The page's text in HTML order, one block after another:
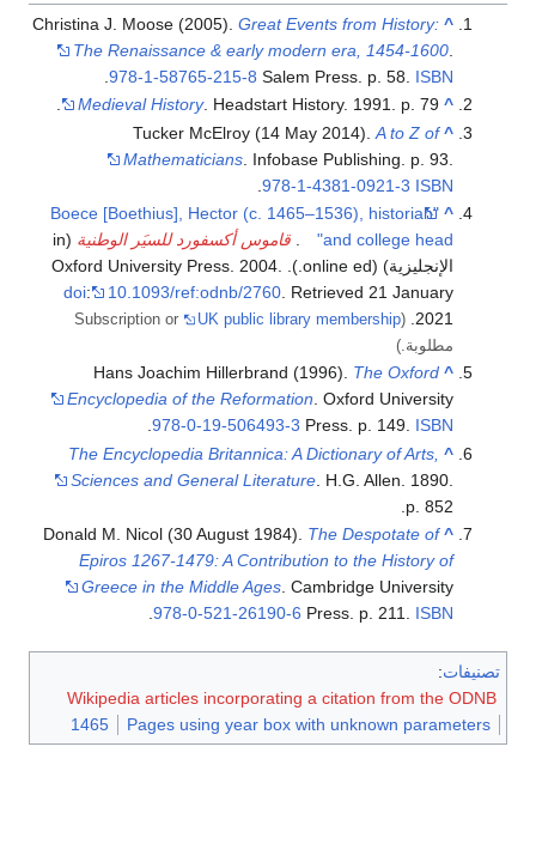
^
Christina J. Moose (2005).Great Events from History:
The Renaissance & early modern era, 1454-1600
Salem Press. p. 58. ISBN
978-1-58765-215-8
.
^
Medieval History. Headstart History. 1991. p. 79.
^
Tucker McElroy (14 May 2014).A to Z of
Mathematicians . Infobase Publishing. p. 93.
ISBN
978-1-4381-0921-3
.
^
"Boece [Boethius], Hector (c. 1465–1536), historian
and college head"
قاموس أكسفورد للسيَر الوطنية
(in
الإنجليزية) (online ed.). Oxford University Press. 2004.
doi: 10.1093/ref:odnb/2760 . Retrieved 21 January
2021
(Subscription or
UK public library membership
مطلوبة.)
^
Hans Joachim Hillerbrand (1996). The Oxford
Encyclopedia of the Reformation. Oxford University
Press. p. 149. ISBN
978-0-19-506493-3
.
^
The Encyclopedia Britannica: A Dictionary of Arts,
Sciences and General Literature . H.G. Allen. 1890.
p. 852.
^
Donald M. Nicol (30 August 1984). The Despotate of
Epiros 1267-1479: A Contribution to the History of
Greece in the Middle Ages . Cambridge University
Press. p. 211. ISBN
978-0-521-26190-6
.
تصنيفات:
Wikipedia articles incorporating a citation from the ODNB
Pages using year box with unknown parameters
1465